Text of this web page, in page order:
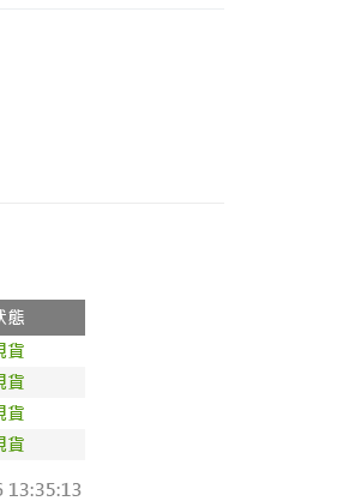
不足之情形，本公司將視審查